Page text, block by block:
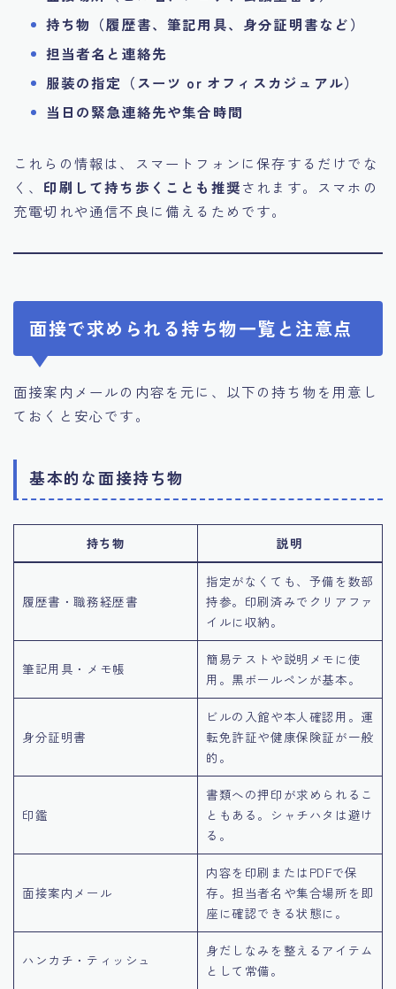
持ち物（履歴書、筆記用具、身分証明書など）
担当者名と連絡先
服装の指定（スーツ or オフィスカジュアル）
当日の緊急連絡先や集合時間
これらの情報は、スマートフォンに保存するだけでな
く、 印刷して持ち歩くことも推奨されます。スマホの
充電切れや通信不良に備えるためです。
面接で求められる持ち物一覧と注意点
面接案内メールの内容を元に、以下の持ち物を用意し
ておくと安心です。
基本的な面接持ち物
持ち物 説明
履歴書・職務経歴書
指定がなくても、予備を数部
持参。印刷済みでクリアファ
イルに収納。
筆記用具・メモ帳
簡易テストや説明メモに使
用。黒ボールペンが基本。
身分証明書
ビルの入館や本人確認用。運
転免許証や健康保険証が一般
的。
印鑑
書類への押印が求められるこ
ともある。シャチハタは避け
る。
面接案内メール
内容を印刷またはPDFで保
存。担当者名や集合場所を即
座に確認できる状態に。
ハンカチ・ティッシュ
身だしなみを整えるアイテム
として常備。